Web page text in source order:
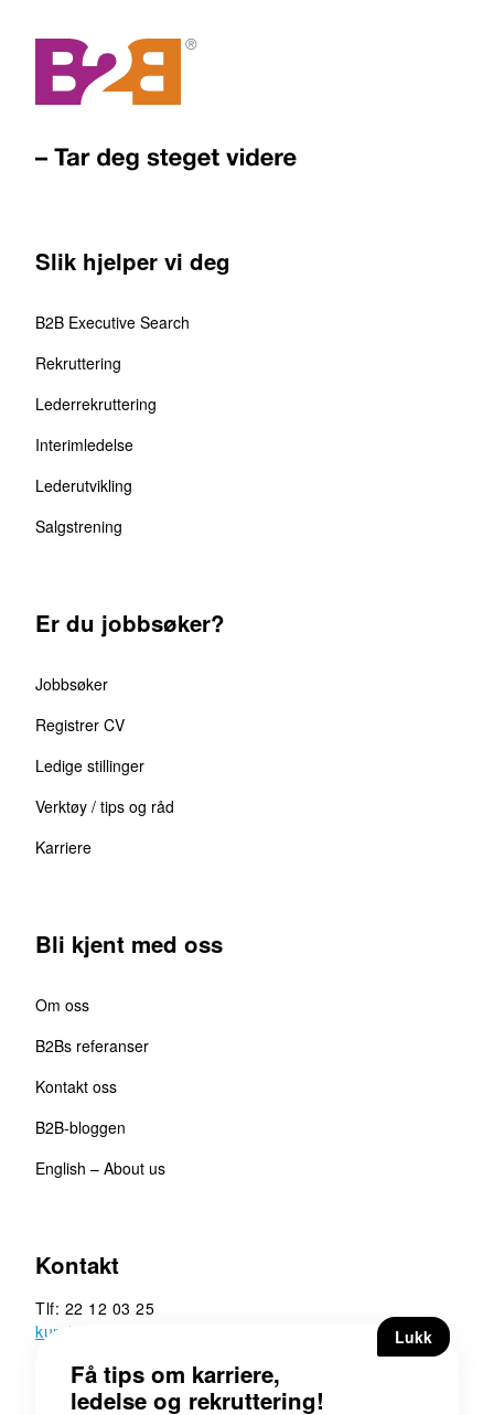
Slik hjelper vi deg
B2B Executive Search
Rekruttering
Lederrekruttering
Interimledelse
Lederutvikling
Salgstrening
Er du jobbsøker?
Jobbsøker
Registrer CV
Ledige stillinger
Verktøy / tips og råd
Karriere
Bli kjent med oss
Om oss
B2Bs referanser
Kontakt oss
B2B-bloggen
English – About us
Kontakt
Tlf: 22 12 03 25
kunde@b2b.no
B2B Executive Search &